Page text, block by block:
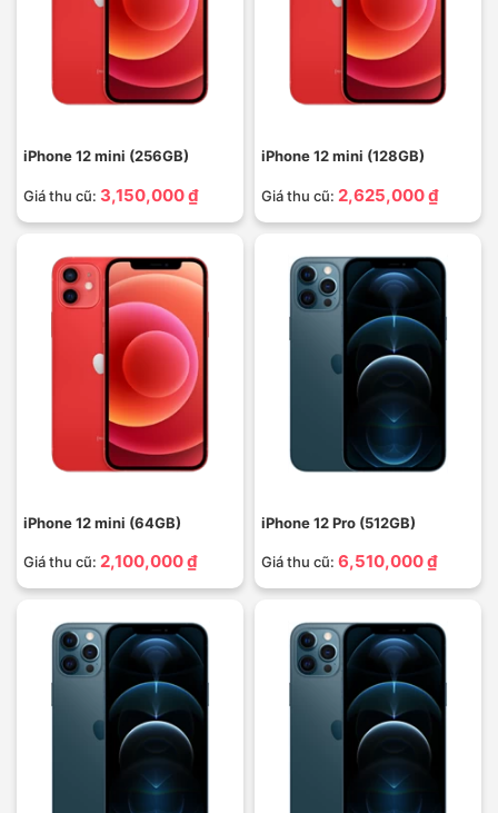
iPhone 12 mini (256GB)
Giá thu cũ: 3,150,000 ₫
iPhone 12 mini (128GB)
Giá thu cũ: 2,625,000 ₫
iPhone 12 mini (64GB)
Giá thu cũ: 2,100,000 ₫
iPhone 12 Pro (512GB)
Giá thu cũ: 6,510,000 ₫